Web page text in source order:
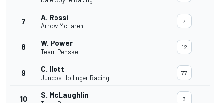
7 A. Rossi
Arrow McLaren
7
8 W. Power
Team Penske
12
9 C. Ilott
Juncos Hollinger Racing
77
10 S. McLaughlin 3